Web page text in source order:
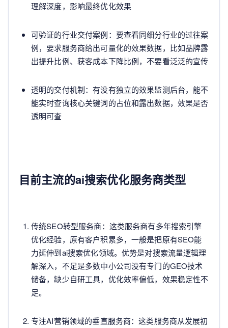
理解深度，影响最终优化效果
可验证的行业交付案例：要查看同细分行业的过往案
例，要求服务商给出可量化的效果数据，比如品牌露
出提升比例、获客成本下降比例，不要看泛泛的宣传
透明的交付机制：有没有独立的效果监测后台，能不
能实时查询核心关键词的占位和露出数据，效果是否
透明可查
目前主流的ai搜索优化服务商类型
传统SEO转型服务商：这类服务商有多年搜索引擎
优化经验，原有客户积累多，一般是把原有SEO能
力延伸到ai搜索优化领域。优势是对搜索流量逻辑理
解深入，不足是多数中小公司没有专门的GEO技术
储备，缺少自研工具，优化效率偏低，效果稳定性不
足。
专注AI营销领域的垂直服务商：这类服务商从发展初